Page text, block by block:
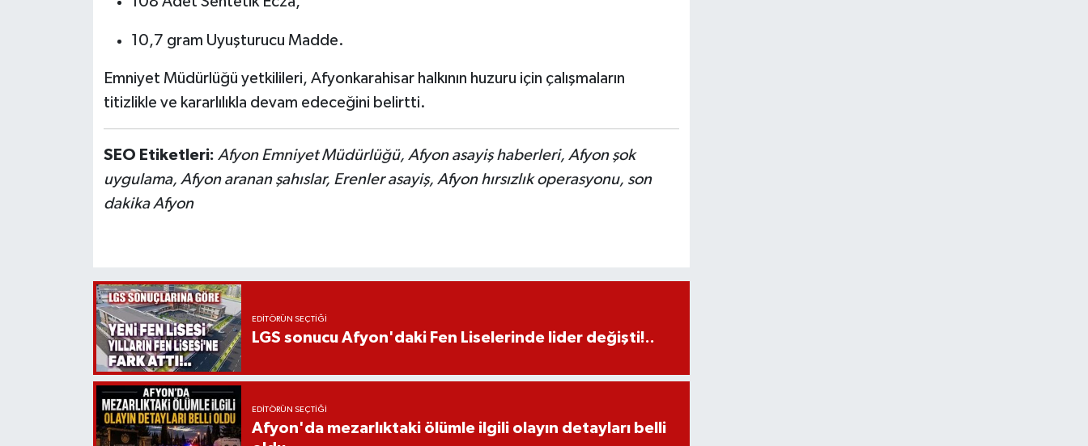
10,7 gram Uyuşturucu Madde.
Emniyet Müdürlüğü yetkilileri, Afyonkarahisar halkının huzuru için çalışmaların
titizlikle ve kararlılıkla devam edeceğini belirtti.
SEO Etiketleri: Afyon Emniyet Müdürlüğü, Afyon asayiş haberleri, Afyon şok
uygulama, Afyon aranan şahıslar, Erenler asayiş, Afyon hırsızlık operasyonu, son
dakika Afyon
EDITÖRÜN SEÇTIĞI
LGS sonucu Afyon'daki Fen Liselerinde lider değişti!..
EDITÖRÜN SEÇTIĞI
Afyon'da mezarlıktaki ölümle ilgili olayın detayları belli